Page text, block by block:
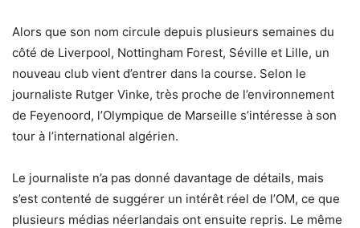
Alors que son nom circule depuis plusieurs semaines du
côté de Liverpool, Nottingham Forest, Séville et Lille, un
nouveau club vient d’entrer dans la course. Selon le
journaliste Rutger Vinke, très proche de l’environnement
de Feyenoord, l’Olympique de Marseille s’intéresse à son
tour à l’international algérien.
Le journaliste n’a pas donné davantage de détails, mais
s’est contenté de suggérer un intérêt réel de l’OM, ce que
plusieurs médias néerlandais ont ensuite repris. Le même